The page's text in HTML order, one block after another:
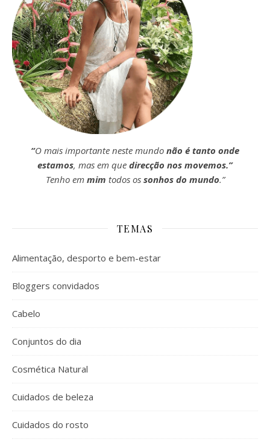
“O mais importante neste mundo não é tanto onde
estamos, mas em que direcção nos movemos.”
Tenho em mim todos ossonhos do mundo.”
TEMAS
Alimentação, desporto e bem-estar
Bloggers convidados
Cabelo
Conjuntos do dia
Cosmética Natural
Cuidados de beleza
Cuidados do rosto